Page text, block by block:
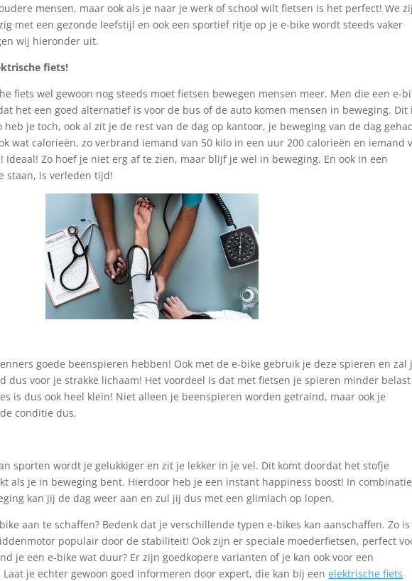
mensen, maar ook als je naar je werk of school wilt fietsen is het perfect! We
met een gezonde leefstijl en ook een sportief ritje op je e-bike wordt steeds vaker
wij hieronder uit.
fiets!
fiets wel gewoon nog steeds moet fietsen bewegen mensen meer. Men die een e-
het een goed alternatief is voor de bus of de auto komen mensen in beweging. Dit
je toch, ook al zit je de rest van de dag op kantoor, je beweging van de dag
wat calorieën, zo verbrand iemand van 50 kilo in een uur 200 calorieën en iemand
Zo hoef je niet erg af te zien, maar blijf je wel in beweging. En ook in een
staan, is verleden tijd!
goede beenspieren hebben! Ook met de e-bike gebruik je deze spieren en zal
dus voor je strakke lichaam! Het voordeel is dat met fietsen je spieren minder belast
is dus ook heel klein! Niet alleen je beenspieren worden getraind, maar ook je
conditie dus.
sporten wordt je gelukkiger en zit je lekker in je vel. Dit komt doordat het stofje
als je in beweging bent. Hierdoor heb je een instant happiness boost! In combinatie
kan jij de dag weer aan en zul jij dus met een glimlach op lopen.
aan te schaffen? Bedenk dat je verschillende typen e-bikes kan aanschaffen. Zo is
populair door de stabiliteit! Ook zijn er speciale moederfietsen, perfect
je een e-bike wat duur? Er zijn goedkopere varianten of je kan ook voor een
je echter gewoon goed informeren door expert, die kan bij eenelektrische fiets